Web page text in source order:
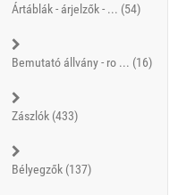
Ártáblák - árjelzők - ... (54)
Bemutató állvány - ro ... (16)
Zászlók (433)
Bélyegzők (137)